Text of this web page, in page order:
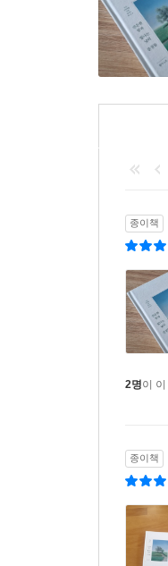
“아름다움
문득 세상
“시간은
올 한 해
열두 번의
작가와 작
그 뜻밖의
‘인생 산
우리말
언어의 다
다행히도
문장들
종이책
2명이
종이책